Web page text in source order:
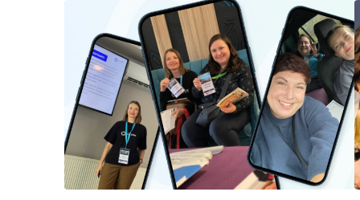
KET, PET,
FCE, CAE,
TKT (для
DELTA (для
Cambridge